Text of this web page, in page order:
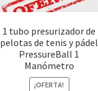
1 tubo presurizador de
pelotas de tenis y pádel
PressureBall 1
Manómetro
¡OFERTA!